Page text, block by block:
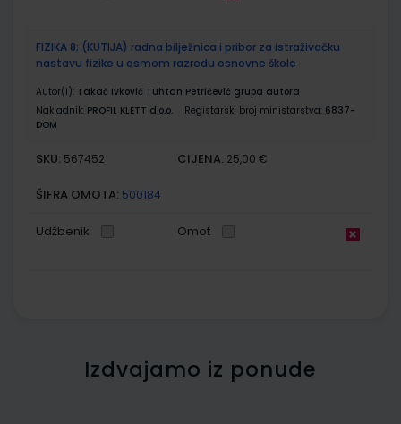
FIZIKA 8; (KUTIJA) radna bilježnica i pribor za istraživačku
nastavu fizike u osmom razredu osnovne škole
Autor(i): Takač Ivković Tuhtan Petričević grupa autora
Nakladnik: PROFIL KLETT d.o.o. Registarski broj ministarstva: 6837-
DOM
SKU: 567452 CIJENA: 25,00 €
ŠIFRA OMOTA: 500184
Udžbenik Omot
Izdvajamo iz ponude